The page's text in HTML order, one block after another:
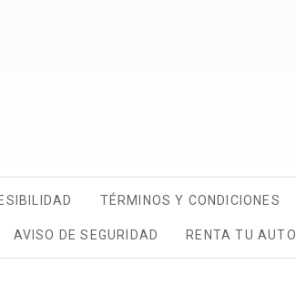
A NEW TAB. TÉRMINOS Y CONDICIONES
AVISO DE SEGURIDAD RENTA TU AUTO